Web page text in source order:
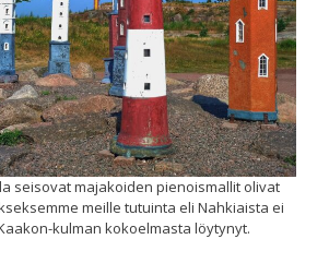
seisovat majakoiden pienoismallit olivat
meille tutuinta eli Nahkiaista ei
kulman kokoelmasta löytynyt.